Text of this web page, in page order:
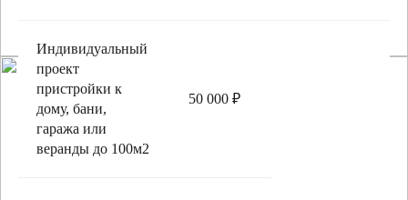
Индивидуальный
проект
пристройки к
дому, бани,
гаража или
веранды до 100м2
50 000 ₽